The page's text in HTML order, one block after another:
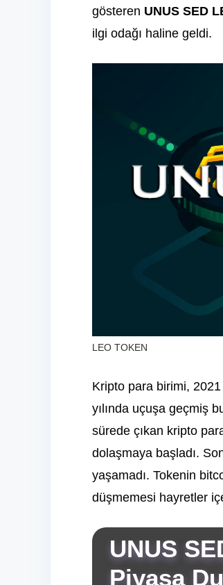
gösteren UNUS SED
ilgi odağı haline geldi.
LEO TOKEN
Kripto para birimi, 2021
yılında uçuşa geçmiş
sürede çıkan kripto
dolaşmaya başladı.
yaşamadı. Tokenin
düşmemesi hayretler
UNUS
Piyasa